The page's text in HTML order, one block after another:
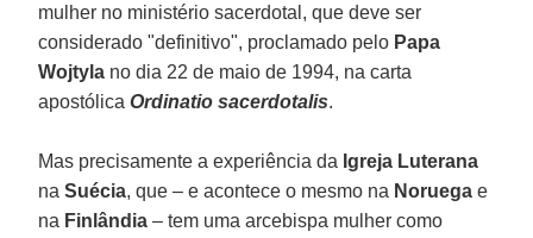
mulher no ministério sacerdotal, que deve ser
considerado "definitivo", proclamado pelo Papa
Wojtyla no dia 22 de maio de 1994, na carta
apostólicaOrdinatio sacerdotalis.
Mas precisamente a experiência da Igreja Luterana
naSuécia, que – e acontece o mesmo na Noruega e
na Finlândia – tem uma arcebispa mulher como